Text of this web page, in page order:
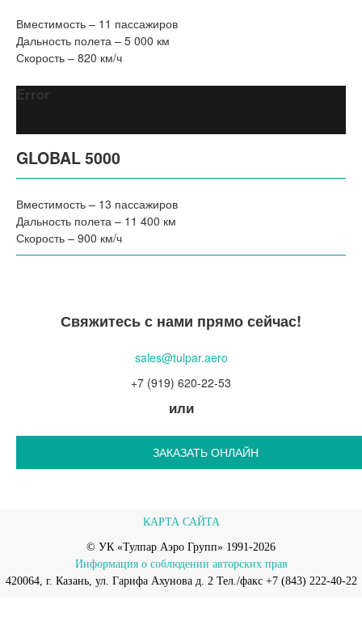
Вместимость – 11 пассажиров
Дальность полета – 5 000 км
Скорость – 820 км/ч
Error
GLOBAL 5000
Вместимость – 13 пассажиров
Дальность полета – 11 400 км
Скорость – 900 км/ч
Свяжитесь с нами прямо сейчас!
sales@tulpar.aero
+7 (919) 620-22-53
или
ЗАКАЗАТЬ ОНЛАЙН
КАРТА САЙТА
© УК «Тулпар Аэро Групп» 1991-2026
Информация о соблюдении авторских прав
420064, г. Казань, ул. Гарифа Ахунова д. 2 Тел./факс +7 (843) 222-40-22